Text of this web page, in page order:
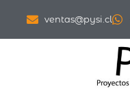
ventas@pysi.cl